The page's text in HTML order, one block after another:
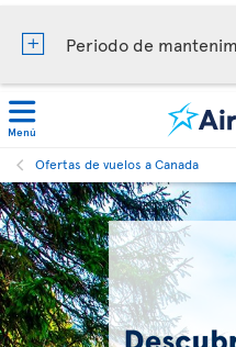
Periodo de
Menú
Ofertas de vuelos a Canada